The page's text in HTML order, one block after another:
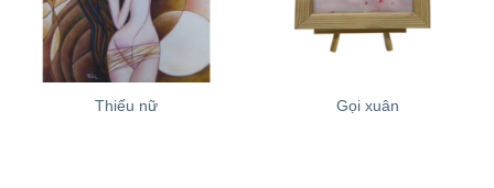
Thiếu nữ Gọi xuân